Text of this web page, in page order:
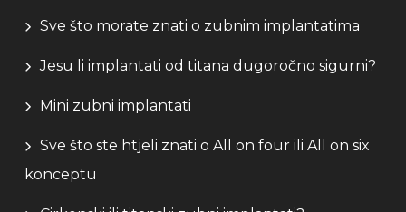
Sve što morate znati o zubnim implantatima
Jesu li implantati od titana dugoročno sigurni?
Mini zubni implantati
Sve što ste htjeli znati o All on four ili All on six
konceptu